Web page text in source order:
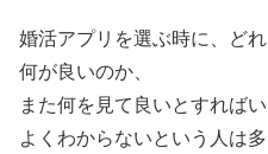
婚活アプリを選ぶ時に、ど
何が良いのか、
また何を見て良いとすればい
よくわからないという人は